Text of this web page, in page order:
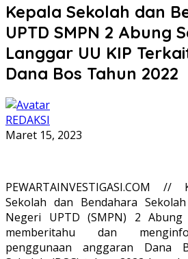
Kepala Sekolah dan
UPTD SMPN 2 Abung
Langgar UU KIP
Dana Bos Tahun 2022
REDAKSI
Maret 15, 2023
PEWARTAINVESTIGASI.COM
Sekolah dan Bendahara
Negeri UPTD (SMPN) 2
memberitahu dan
penggunaan anggaran Dana